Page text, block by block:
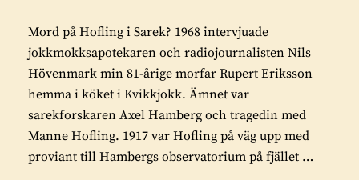
Mord på Hofling i Sarek? 1968 intervjuade
jokkmokksapotekaren och radiojournalisten Nils
Hövenmark min 81-årige morfar Rupert Eriksson
hemma i köket i Kvikkjokk. Ämnet var
sarekforskaren Axel Hamberg och tragedin med
Manne Hofling. 1917 var Hofling på väg upp med
proviant till Hambergs observatorium på fjället …